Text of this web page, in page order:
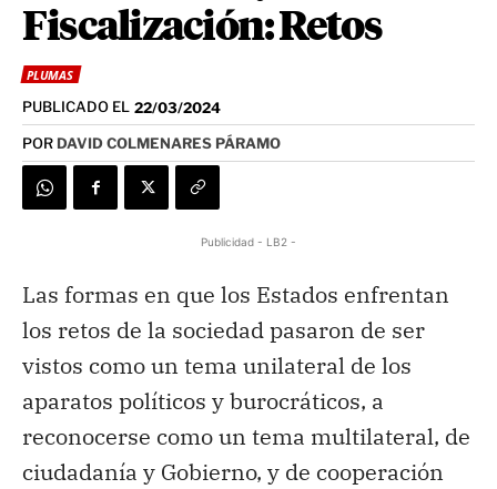
Fiscalización: Retos
PLUMAS
PUBLICADO EL 22/03/2024
POR DAVID COLMENARES PÁRAMO
Publicidad - LB2 -
Las formas en que los Estados enfrentan
los retos de la sociedad pasaron de ser
vistos como un tema unilateral de los
aparatos políticos y burocráticos, a
reconocerse como un tema multilateral, de
ciudadanía y Gobierno, y de cooperación